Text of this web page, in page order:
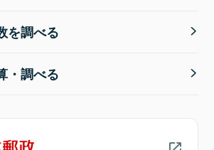
を調べる
・調べる